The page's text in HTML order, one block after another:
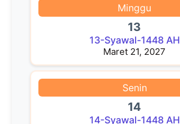
Minggu
13
13-Syawal-1448 AH
Maret 21, 2027
Senin
14
14-Syawal-1448 AH